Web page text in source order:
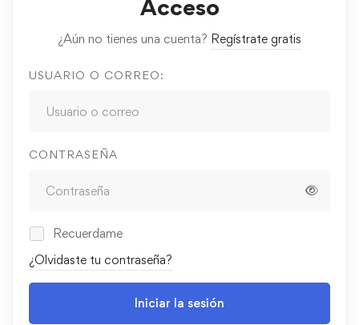
Acceso
¿Aún no tienes una cuenta? Regístrate gratis
USUARIO O CORREO:
CONTRASEÑA
Recuerdame
¿Olvidaste tu contraseña?
Iniciar la sesión